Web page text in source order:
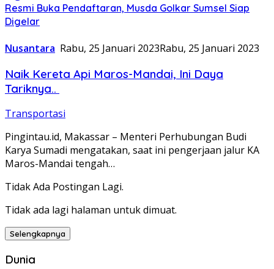
Resmi Buka Pendaftaran, Musda Golkar Sumsel Siap
Digelar
Nusantara Rabu, 25 Januari 2023Rabu, 25 Januari 2023
Naik Kereta Api Maros-Mandai, Ini Daya
Tariknya..
Transportasi
Pingintau.id, Makassar – Menteri Perhubungan Budi
Karya Sumadi mengatakan, saat ini pengerjaan jalur KA
Maros-Mandai tengah…
Tidak Ada Postingan Lagi.
Tidak ada lagi halaman untuk dimuat.
Selengkapnya
Dunia